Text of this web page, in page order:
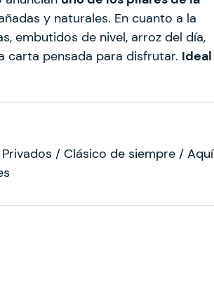
y naturales. En cuanto a la
embutidos de nivel, arroz del día,
carta pensada para disfrutar. Ideal
/ Clásico de siempre / Aquí